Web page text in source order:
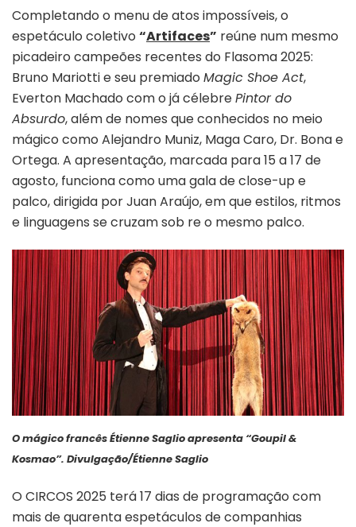
Completando o menu de atos impossíveis, o
espetáculo coletivo “Artifaces” reúne num mesmo
picadeiro campeões recentes do Flasoma 2025:
Bruno Mariotti e seu premiado Magic Shoe Act,
Everton Machado com o já célebrePintor do
Absurdo, além de nomes que conhecidos no meio
mágico como Alejandro Muniz, Maga Caro, Dr. Bona e
Ortega. A apresentação, marcada para 15 a 17 de
agosto, funciona como uma gala de close-up e
palco, dirigida por Juan Araújo, em que estilos, ritmos
e linguagens se cruzam sob re o mesmo palco.
O mágico francês Étienne Saglio apresenta “Goupil &
Kosmao”. Divulgação/Étienne Saglio
O CIRCOS 2025 terá 17 dias de programação com
mais de quarenta espetáculos de companhias